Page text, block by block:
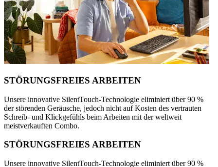
STÖRUNGSFREIES ARBEITEN
Unsere innovative SilentTouch-Technologie eliminiert über 90 %
der störenden Geräusche, jedoch nicht auf Kosten des vertrauten
Schreib- und Klickgefühls beim Arbeiten mit der weltweit
meistverkauften Combo.
STÖRUNGSFREIES ARBEITEN
Unsere innovative SilentTouch-Technologie eliminiert über 90 %